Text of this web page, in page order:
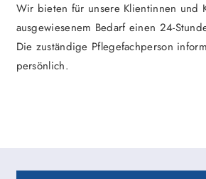
Wir bieten für unsere Klientinnen und
ausgewiesenem Bedarf einen 24-
Die zuständige Pflegefachperson
persönlich.